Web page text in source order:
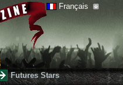
Français
Futures Stars